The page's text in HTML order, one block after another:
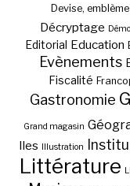
Devise, emblème
Décryptage
Editorial Education
Evènements
Fiscalité
Gastronomie
Grand magasin
Iles Illustration
Littérature